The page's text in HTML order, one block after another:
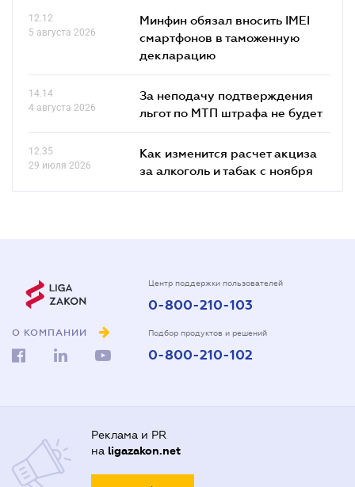
12.12
5 августа 2026
Минфин обязал вносить IMEI
смартфонов в таможенную
декларацию
14.14
4 августа 2026
За неподачу подтверждения
льгот по МТП штрафа не будет
12.35
29 июля 2026
Как изменится расчет акциза
за алкоголь и табак с ноября
О КОМПАНИИ
Центр поддержки пользователей
0-800-210-103
Подбор продуктов и решений
0-800-210-102
Реклама и PR
на ligazakon.net